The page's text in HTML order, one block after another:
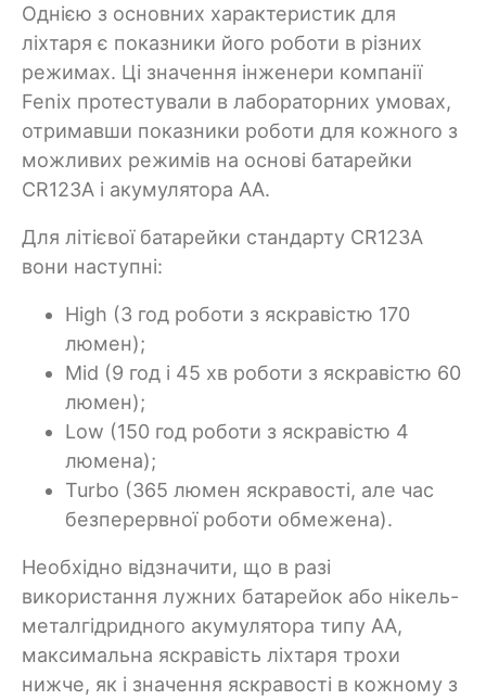
Однією з основних характеристик для
ліхтаря є показники його роботи в різних
режимах. Ці значення інженери компанії
Fenix протестували в лабораторних умовах,
отримавши показники роботи для кожного з
можливих режимів на основі батарейки
CR123A і акумулятора АА.
Для літієвої батарейки стандарту CR123A
вони наступні:
High (3 год роботи з яскравістю 170
люмен);
Mid (9 год і 45 хв роботи з яскравістю 60
люмен);
Low (150 год роботи з яскравістю 4
люмена);
Turbo (365 люмен яскравості, але час
безперервної роботи обмежена).
Необхідно відзначити, що в разі
використання лужних батарейок або нікель-
металгідридного акумулятора типу АА,
максимальна яскравість ліхтаря трохи
нижче, як і значення яскравості в кожному з